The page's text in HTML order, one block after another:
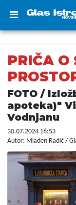
PRIČA O
FOTO /
apoteka)"
Vodnjanu
30.07.2024 16:53
Autor: Mladen Radić /